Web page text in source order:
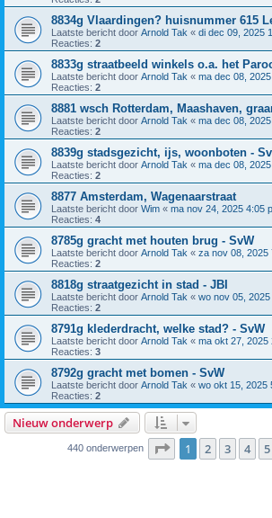
8834g Vlaardingen? huisnummer 615
Laatste bericht door Arnold Tak « di dec 09, 2025
Reacties: 2
8833g straatbeeld winkels o.a. het
Laatste bericht door Arnold Tak « ma dec 08,
Reacties: 2
8881 wsch Rotterdam, Maashaven,
Laatste bericht door Arnold Tak « ma dec 08,
Reacties: 2
8839g stadsgezicht, ijs, woonboten -
Laatste bericht door Arnold Tak « ma dec 08,
Reacties: 2
8877 Amsterdam, Wagenaarstraat
Laatste bericht door Wim « ma nov 24, 2025 4:05
Reacties: 4
8785g gracht met houten brug - SvW
Laatste bericht door Arnold Tak « za nov 08, 2025
Reacties: 2
8818g straatgezicht in stad - JBI
Laatste bericht door Arnold Tak « wo nov 05,
Reacties: 2
8791g klederdracht, welke stad? - SvW
Laatste bericht door Arnold Tak « ma okt 27, 2025
Reacties: 3
8792g gracht met bomen - SvW
Laatste bericht door Arnold Tak « wo okt 15, 2025
Reacties: 2
Nieuw onderwerp
440 onderwerpen Pagina van 22
1 2 3 4 5